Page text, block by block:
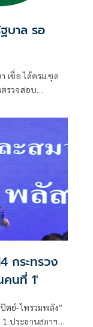
บาล รอ
เชื่อ ได้ครม.ชุด
ตรวจสอบ
กระทรวง
คนที่ 1'
ตย์-ไทรวมพลัง”
ประธานสภาฯ-